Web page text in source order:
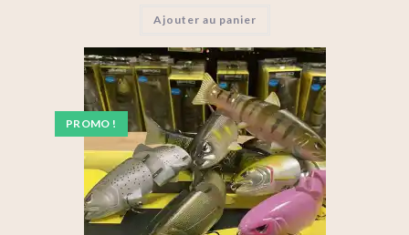
Ajouter au panier
PROMO !